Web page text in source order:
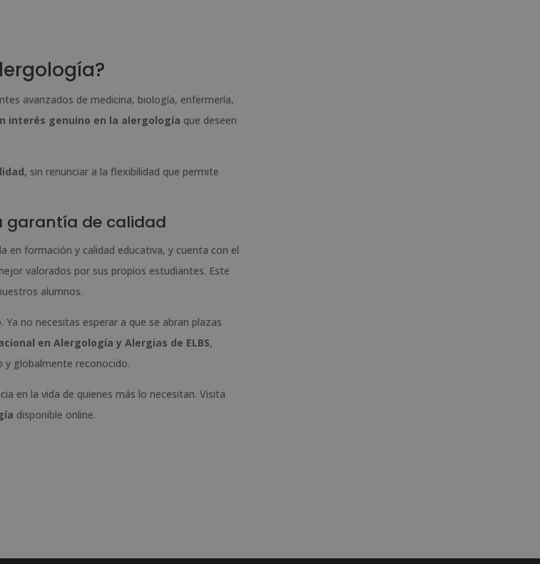
avanzados de medicina, biología, enfermería,
interés genuino en la alergología que deseen
, sin renunciar a la flexibilidad que permite
garantía de calidad
en formación y calidad educativa, y cuenta con el
valorados por sus propios estudiantes. Este
alumnos.
no necesitas esperar a que se abran plazas
en Alergología y Alergias de ELBS,
y globalmente reconocido.
en la vida de quienes más lo necesitan. Visita
disponible online.